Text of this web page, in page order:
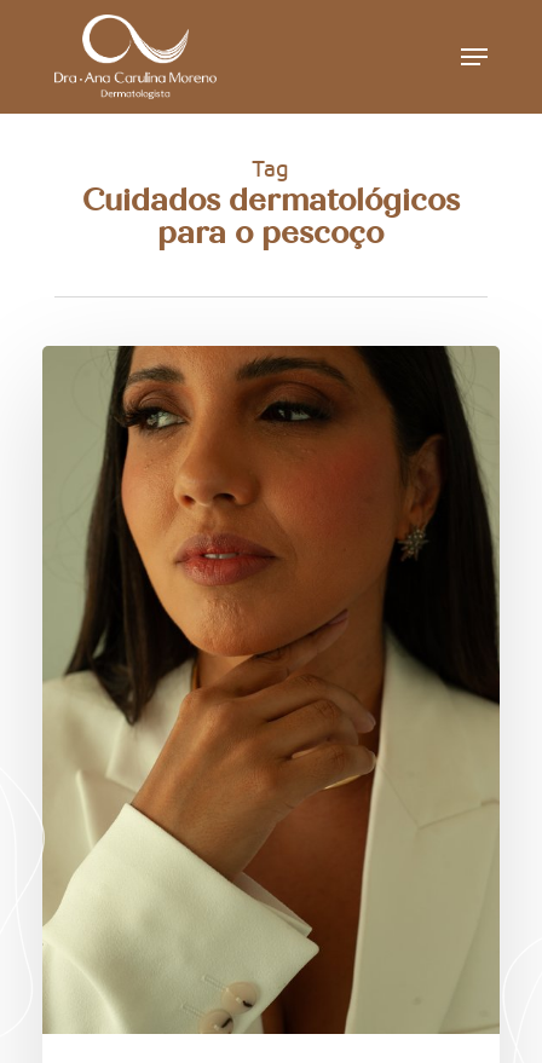
Menu
Tag
Cuidados dermatológicos
para o pescoço